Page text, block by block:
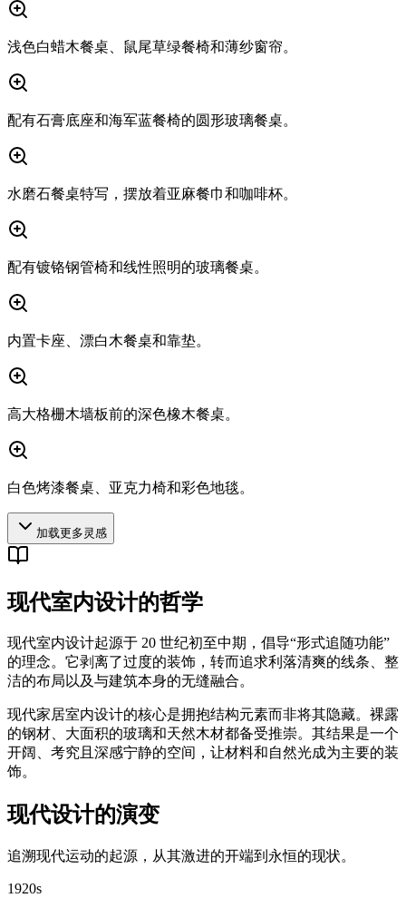
浅色白蜡木餐桌、鼠尾草绿餐椅和薄纱窗帘。
配有石膏底座和海军蓝餐椅的圆形玻璃餐桌。
水磨石餐桌特写，摆放着亚麻餐巾和咖啡杯。
配有镀铬钢管椅和线性照明的玻璃餐桌。
内置卡座、漂白木餐桌和靠垫。
高大格栅木墙板前的深色橡木餐桌。
白色烤漆餐桌、亚克力椅和彩色地毯。
加载更多灵感
现代室内设计的哲学
现代室内设计起源于 20 世纪初至中期，倡导“形式追随功能”
的理念。它剥离了过度的装饰，转而追求利落清爽的线条、整
洁的布局以及与建筑本身的无缝融合。
现代家居室内设计的核心是拥抱结构元素而非将其隐藏。裸露
的钢材、大面积的玻璃和天然木材都备受推崇。其结果是一个
开阔、考究且深感宁静的空间，让材料和自然光成为主要的装
饰。
现代设计的演变
追溯现代运动的起源，从其激进的开端到永恒的现状。
1920s